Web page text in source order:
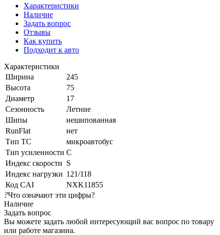
Характеристики
Наличие
Задать вопрос
Отзывы
Как купить
Подходит к авто
Характеристики
Ширина
245
Высота
75
Диаметр
17
Сезонность
Летние
Шипы
нешипованная
RunFlat
нет
Тип ТС
микроавтобус
Тип усиленности C
Индекс скорости S
Индекс нагрузки 121/118
Код CAI
NXK11855
?Что означают эти цифры?
Наличие
Задать вопрос
Вы можете задать любой интересующий вас вопрос по товару
или работе магазина.